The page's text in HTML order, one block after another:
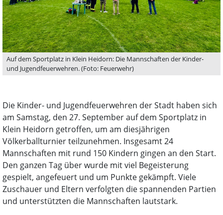
Auf dem Sportplatz in Klein Heidorn: Die Mannschaften der Kinder-
und Jugendfeuerwehren. (Foto: Feuerwehr)
Die Kinder- und Jugendfeuerwehren der Stadt haben sich
am Samstag, den 27. September auf dem Sportplatz in
Klein Heidorn getroffen, um am diesjährigen
Völkerballturnier teilzunehmen. Insgesamt 24
Mannschaften mit rund 150 Kindern gingen an den Start.
Den ganzen Tag über wurde mit viel Begeisterung
gespielt, angefeuert und um Punkte gekämpft. Viele
Zuschauer und Eltern verfolgten die spannenden Partien
und unterstützten die Mannschaften lautstark.